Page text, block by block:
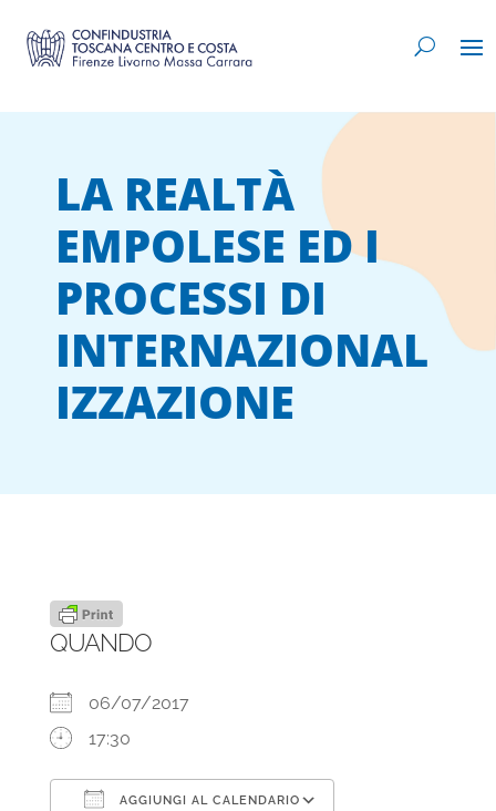
LA REALTÀ
EMPOLESE ED I
PROCESSI DI
INTERNAZIONAL
IZZAZIONE
QUANDO
06/07/2017
17:30
AGGIUNGI AL CALENDARIO